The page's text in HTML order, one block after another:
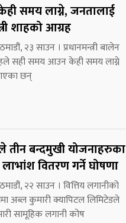
समय लाग्ने, जनतालाई
शाहको आग्रह
२३ साउन । प्रधानमन्त्री बालेन
सही समय आउन केही समय लाग्ने
छन्
तीन बन्दमुखी योजनाहरुका
वितरण गर्ने घोषणा
२२ साउन । वित्तिय लगानीको
अब्ल कुमारी क्यापिटल लिमिटेडले
सामूहिक लगानी कोष